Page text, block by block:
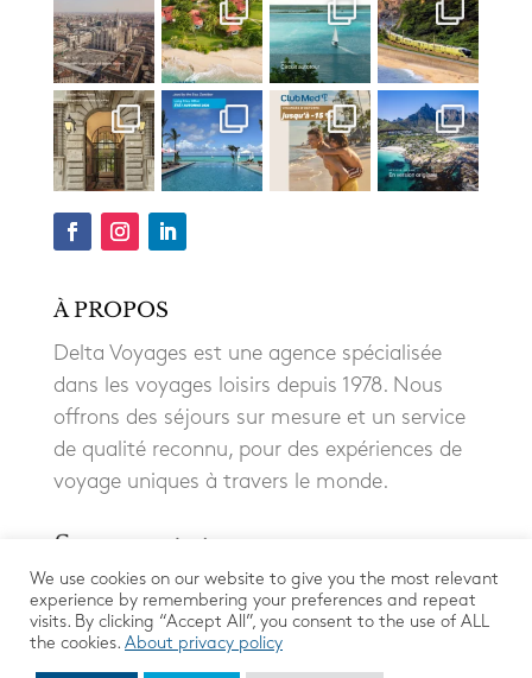
À PROPOS
Delta Voyages est une agence spécialisée
dans les voyages loisirs depuis 1978. Nous
offrons des séjours sur mesure et un service
de qualité reconnu, pour des expériences de
voyage uniques à travers le monde.
We use cookies on our website to give you the most relevant
experience by remembering your preferences and repeat
visits. By clicking “Accept All”, you consent to the use of ALL
the cookies. About privacy policy